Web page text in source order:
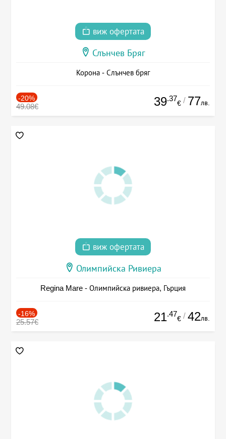
виж офертата
Слънчев Бряг
Корона - Слънчев бряг
-20%
49.08€ 39.37
€ / 77лв.
виж офертата
Олимпийска Ривиера
Regina Mare - Олимпийска ривиера, Гърция
-16%
25.57€ 21.47
€ / 42лв.